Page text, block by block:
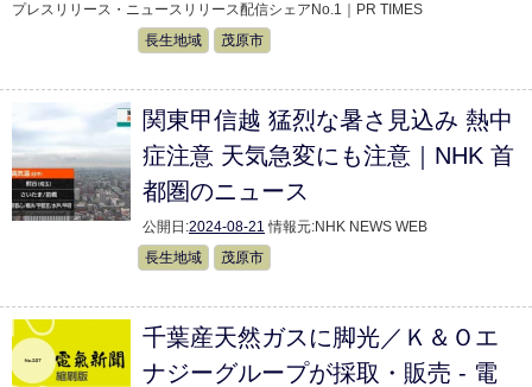
プレスリリース・ニュースリリース配信シェアNo.1｜PR TIMES
長生地域
茂原市
関東甲信越 猛烈な暑さ見込み 熱中
症注意 天気急変にも注意｜NHK 首
都圏のニュース
公開日:2024-08-21 情報元:NHK NEWS WEB
長生地域
茂原市
千葉産天然ガスに脚光／Ｋ＆Ｏエ
ナジーグループが採取・販売 - 電